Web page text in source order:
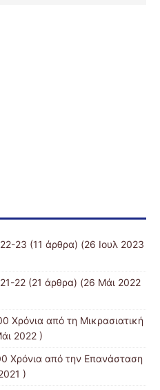
23 (11 άρθρα) (26 Ιουλ 2023
22 (21 άρθρα) (26 Μάι 2022
Χρόνια από τη Μικρασιατική
2022 )
Χρόνια από την Επανάσταση
)